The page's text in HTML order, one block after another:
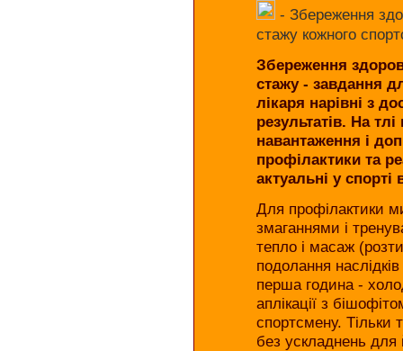
- Збереження
стажу кожного
Збереження
стажу - завдання
лікаря нарівні з
результатів. На тлі
навантаження і
профілактики та
актуальні у
Для профілактики
змаганнями і
тепло і масаж
подолання
перша година -
аплікації з
спортсмену. Тільки
без ускладнень для